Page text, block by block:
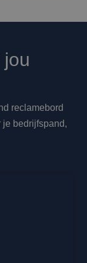
reclamebord
bedrijfspand,